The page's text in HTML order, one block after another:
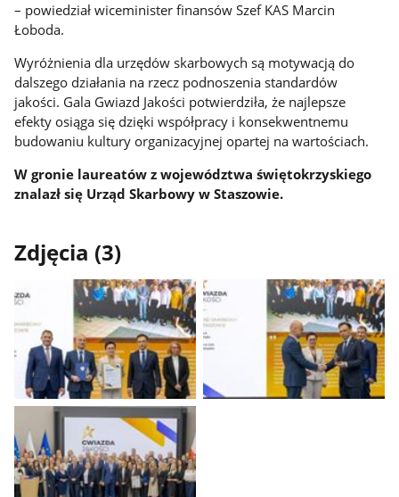
– powiedział wiceminister finansów Szef KAS Marcin
Łoboda.
Wyróżnienia dla urzędów skarbowych są motywacją do
dalszego działania na rzecz podnoszenia standardów
jakości. Gala Gwiazd Jakości potwierdziła, że najlepsze
efekty osiąga się dzięki współpracy i konsekwentnemu
budowaniu kultury organizacyjnej opartej na wartościach.
W gronie laureatów z województwa świętokrzyskiego
znalazł się Urząd Skarbowy w Staszowie.
Zdjęcia (3)
Pokaż
zdjęcie
1
z
galerii.